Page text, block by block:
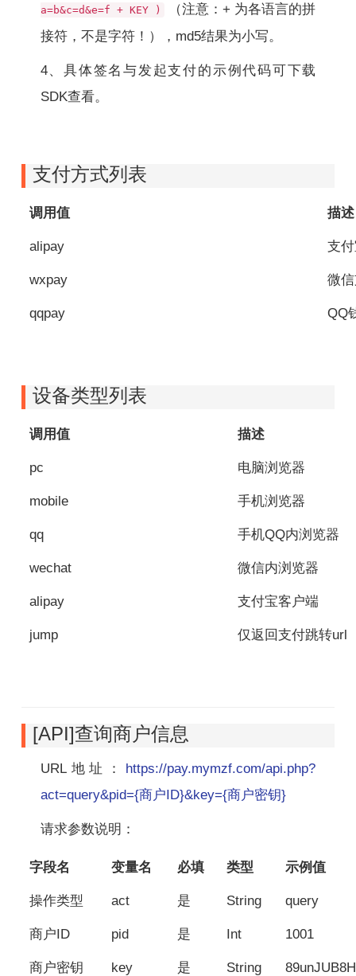
a=b&c=d&e=f + KEY )
（注意：+ 为各语言的拼
接符，不是字符！），md5结果为小写。
4、具体签名与发起支付的示例代码可下载
SDK查看。
支付方式列表
调用值 描述
alipay 支
wxpay 微
qqpay QQ
设备类型列表
调用值 描述
pc 电脑浏览器
mobile 手机浏览器
qq 手机QQ内浏览器
wechat 微信内浏览器
alipay 支付宝客户端
jump 仅返回支付跳转url
[API]查询商户信息
URL地址： https://pay.mymzf.com/api.php?
act=query&pid={商户ID}&key={商户密钥}
请求参数说明：
字段名 变量名 必填 类型 示例值
操作类型 act 是 String query
商户ID pid 是 Int 1001
商户密钥 key 是 String